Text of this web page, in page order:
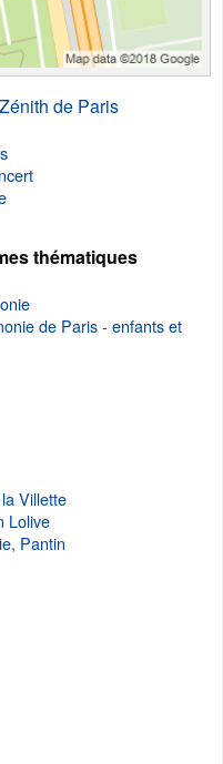
Zénith de Paris
thématiques
de Paris - enfants et
Villette
Lolive
Pantin